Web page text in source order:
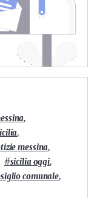
,
,
messina,
#sicilia oggi,
comunale,